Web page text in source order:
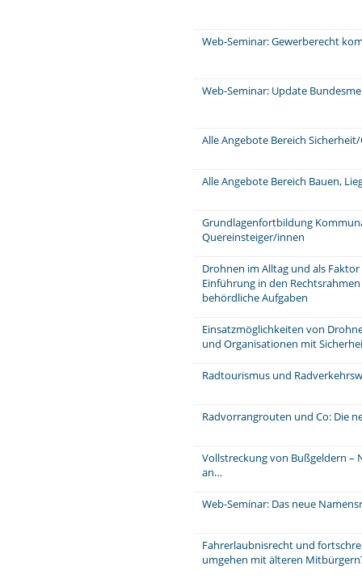
Web-Seminar: Gewerberecht
Web-Seminar: Update
Alle Angebote Bereich
Alle Angebote Bereich Bauen,
Grundlagenfortbildung
Quereinsteiger/innen
Drohnen im Alltag und als
Einführung in den
behördliche Aufgaben
Einsatzmöglichkeiten von
und Organisationen mit
Radtourismus und
Radvorrangrouten und Co: Die
Vollstreckung von Bußgeldern –
an…
Web-Seminar: Das neue
Fahrerlaubnisrecht und
umgehen mit älteren